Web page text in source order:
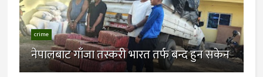
crime
नेपालबाट गाँजा तस्करी भारत तर्फ बन्द हुन सकेन